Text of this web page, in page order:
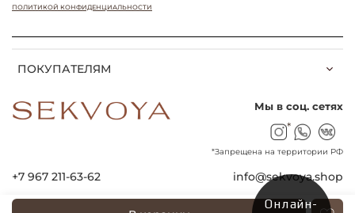
ПОКУПАТЕЛЯМ
ПОЛИТИКОЙ КОНФИДЕНЦИАЛЬНОСТИ
+7 967 211-63-62 info@sekvoya.shop
Мы в соц. сетях
*
*Запрещена на территории РФ
Онлайн-